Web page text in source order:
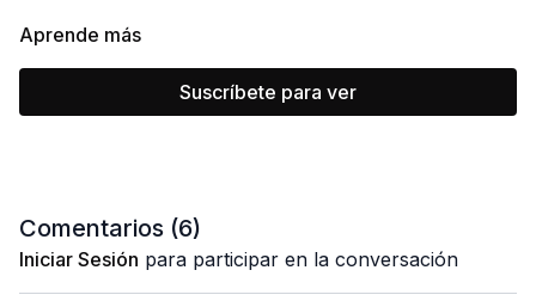
En esta clase aprenderás
2 Bloques, Cobija, 2 pelotas, cinturón
Aprende más
Suscríbete para ver
Comentarios (6)
Iniciar Sesión para participar en la conversación